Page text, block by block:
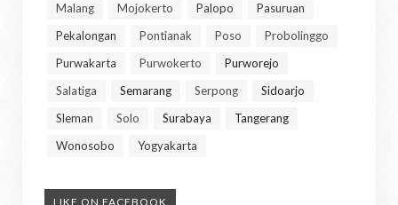
Malang
Mojokerto Palopo
Pasuruan
Pekalongan
Pontianak Poso
Probolinggo
Purwakarta
Purwokerto
Purworejo
Salatiga
Semarang Serpong
Sidoarjo
Sleman
Solo Surabaya
Tangerang
Wonosobo
Yogyakarta
LIKE ON FACEBOOK